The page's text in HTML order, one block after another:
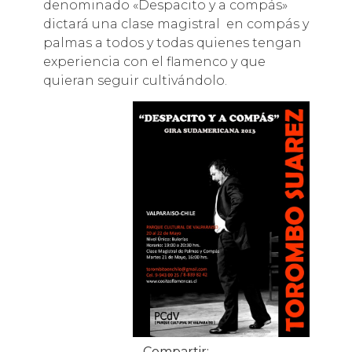
denominado «Despacito y a compás»
dictará una clase magistral en compás y
palmas a todos y todas quienes tengan
experiencia con el flamenco y que
quieran seguir cultivándolo.